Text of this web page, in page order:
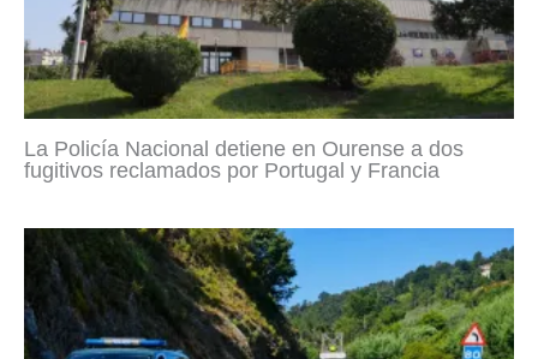
La Policía Nacional detiene en Ourense a dos
fugitivos reclamados por Portugal y Francia